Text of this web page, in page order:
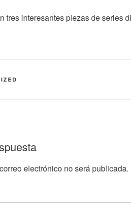
tres interesantes piezas de series
electrónico no será publicada.